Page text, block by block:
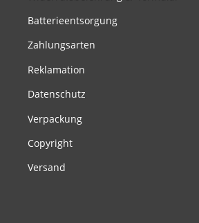
Batterieentsorgung
Zahlungsarten
Reklamation
Datenschutz
Verpackung
Copyright
Versand